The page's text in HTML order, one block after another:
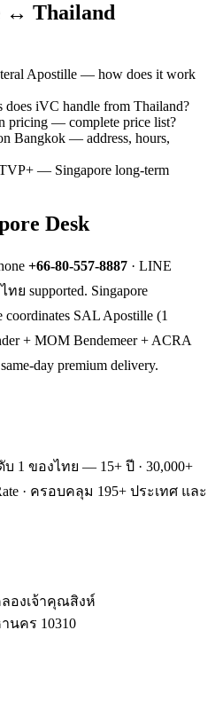
↔ Thailand
Apostille — how does it work
does iVC handle from Thailand?
pricing — complete price list?
Bangkok — address, hours,
— Singapore long-term
Desk
+66-80-557-8887 · LINE
ทย supported. Singapore
coordinates SAL Apostille (1
+ MOM Bendemeer + ACRA
day premium delivery.
1 ของไทย — 15+ ปี · 30,000+
· ครอบคลุม 195+ ประเทศ และ
องเจ้าคุณสิงห์
นคร 10310